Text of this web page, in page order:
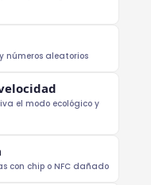
números aleatorios
el modo ecológico y
con chip o NFC dañado